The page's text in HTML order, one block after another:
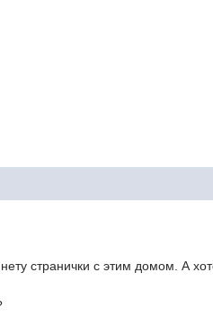
странички с этим домом. А